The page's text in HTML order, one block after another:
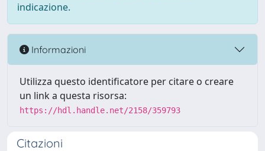
indicazione.
Informazioni
Utilizza questo identificatore per citare o creare
un link a questa risorsa:
https://hdl.handle.net/2158/359793
Citazioni